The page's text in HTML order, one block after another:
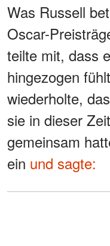
Was Russell
Oscar-
teilte mit, dass
hingezogen
wiederholte,
sie in dieser
gemeinsam
ein und sagte: